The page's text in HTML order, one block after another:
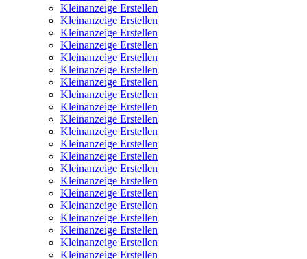
Kleinanzeige Erstellen
Kleinanzeige Erstellen
Kleinanzeige Erstellen
Kleinanzeige Erstellen
Kleinanzeige Erstellen
Kleinanzeige Erstellen
Kleinanzeige Erstellen
Kleinanzeige Erstellen
Kleinanzeige Erstellen
Kleinanzeige Erstellen
Kleinanzeige Erstellen
Kleinanzeige Erstellen
Kleinanzeige Erstellen
Kleinanzeige Erstellen
Kleinanzeige Erstellen
Kleinanzeige Erstellen
Kleinanzeige Erstellen
Kleinanzeige Erstellen
Kleinanzeige Erstellen
Kleinanzeige Erstellen
Kleinanzeige Erstellen